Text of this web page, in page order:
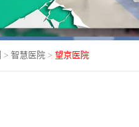
> 智慧医院 > 望京医院